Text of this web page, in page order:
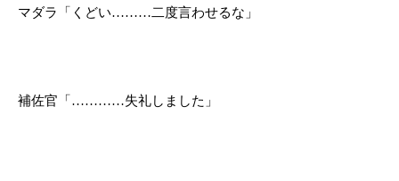
マダラ「くどい………二度言わせるな」
補佐官「…………失礼しました」